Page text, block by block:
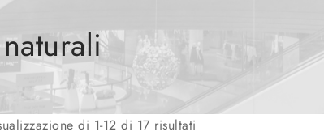
di 1-12 di 17 risultati